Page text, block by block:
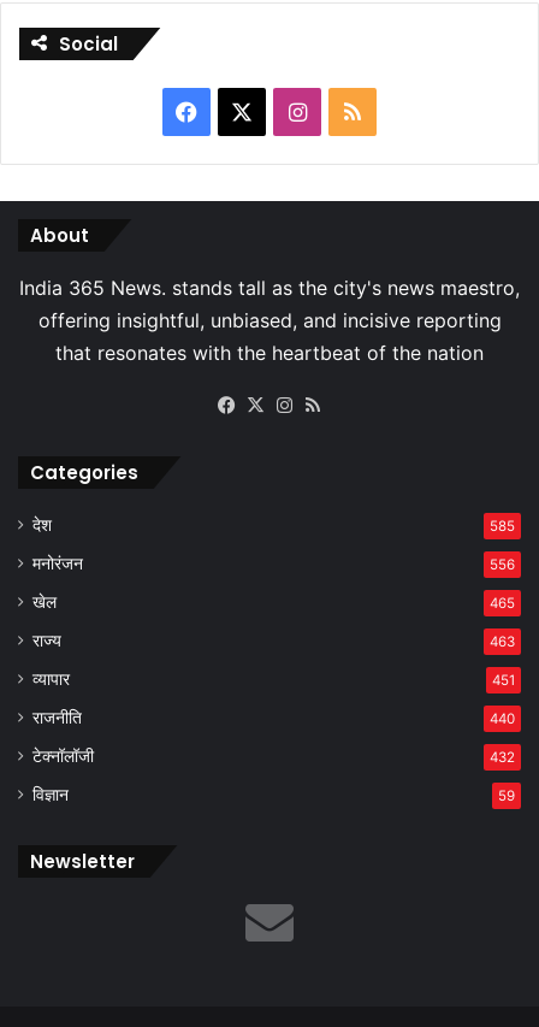
Social
Facebook Instagram
RSS
About
Facebook
X Instagram
Categories
देश 585
मनोरंजन 556
खेल 465
राज्य 463
व्यापार 451
राजनीति 440
टेक्नॉलॉजी 432
विज्ञान 59
Newsletter